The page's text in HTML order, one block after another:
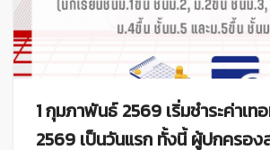
1 กุมภาพันธ์ 2569 เริ่มชำระค่าเ
2569 เป็นวันแรก ทั้งนี้ ผู้ปกครอง